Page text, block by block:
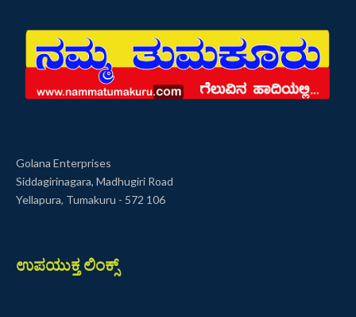
Golana Enterprises
Siddagirinagara, Madhugiri Road
Yellapura, Tumakuru - 572 106
ಉಪಯುಕ್ತ ಲಿಂಕ್ಸ್